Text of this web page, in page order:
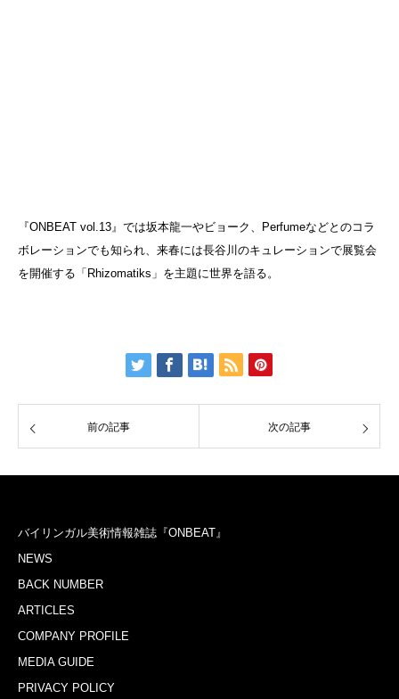
『ONBEAT vol.13』では坂本龍一やビョーク、Perfumeなどとのコラ
ボレーションでも知られ、来春には長谷川のキュレーションで展覧会
を開催する「Rhizomatiks」を主題に世界を語る。
前の記事 次の記事
バイリンガル美術情報雑誌『ONBEAT』
NEWS
BACK NUMBER
ARTICLES
COMPANY PROFILE
MEDIA GUIDE
PRIVACY POLICY